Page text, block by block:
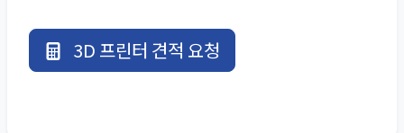
3D 프린터 견적 요청